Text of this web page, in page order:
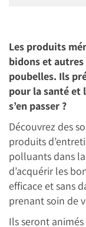
Les produits
bidons et
poubelles. Ils
pour la santé et
s’en passer ?
Découvrez des
produits
polluants dans
d’acquérir les
efficace et sans
prenant soin de
Ils seront